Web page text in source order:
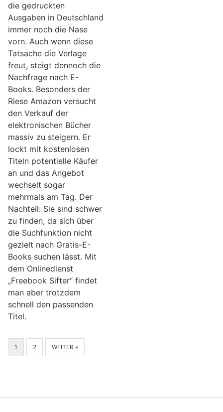
die gedruckten
Ausgaben in Deutschland
immer noch die Nase
vorn. Auch wenn diese
Tatsache die Verlage
freut, steigt dennoch die
Nachfrage nach E-
Books. Besonders der
Riese Amazon versucht
den Verkauf der
elektronischen Bücher
massiv zu steigern. Er
lockt mit kostenlosen
Titeln potentielle Käufer
an und das Angebot
wechselt sogar
mehrmals am Tag. Der
Nachteil: Sie sind schwer
zu finden, da sich über
die Suchfunktion nicht
gezielt nach Gratis-E-
Books suchen lässt. Mit
dem Onlinedienst
„Freebook Sifter“ findet
man aber trotzdem
schnell den passenden
Titel.
1 2 WEITER »